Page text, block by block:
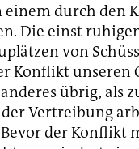
einem durch den
Die einst
von
Konflikt unseren
übrig, als
der Vertreibung
der Konflikt